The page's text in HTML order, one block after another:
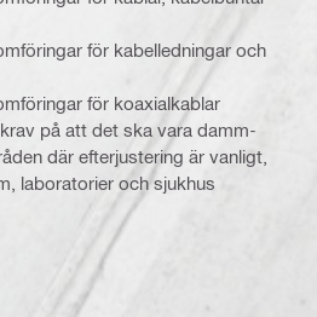
för kabelledningar och
för koaxialkablar
på att det ska vara damm-
där efterjustering är vanligt,
laboratorier och sjukhus